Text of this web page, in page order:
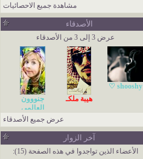
مشاهدة جميع الاحصائيات
الأصدقاء
عرض 3 إلى 3 من الأصدقاء
shooshy ♡
هيبة ملكـ
جنووون
العالمي
عرض جميع الأصدقاء
آخر الزوار
الأعضاء الذين تواجدوا في هذه الصفحة (15):